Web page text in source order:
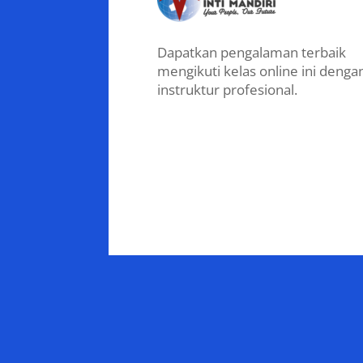
Dapatkan pengalaman terbaik
mengikuti kelas online ini
instruktur profesional.